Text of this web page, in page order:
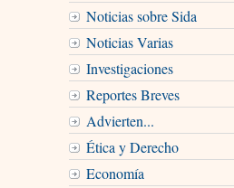
Noticias sobre Sida
Noticias Varias
Investigaciones
Reportes Breves
Advierten...
Ética y Derecho
Economía